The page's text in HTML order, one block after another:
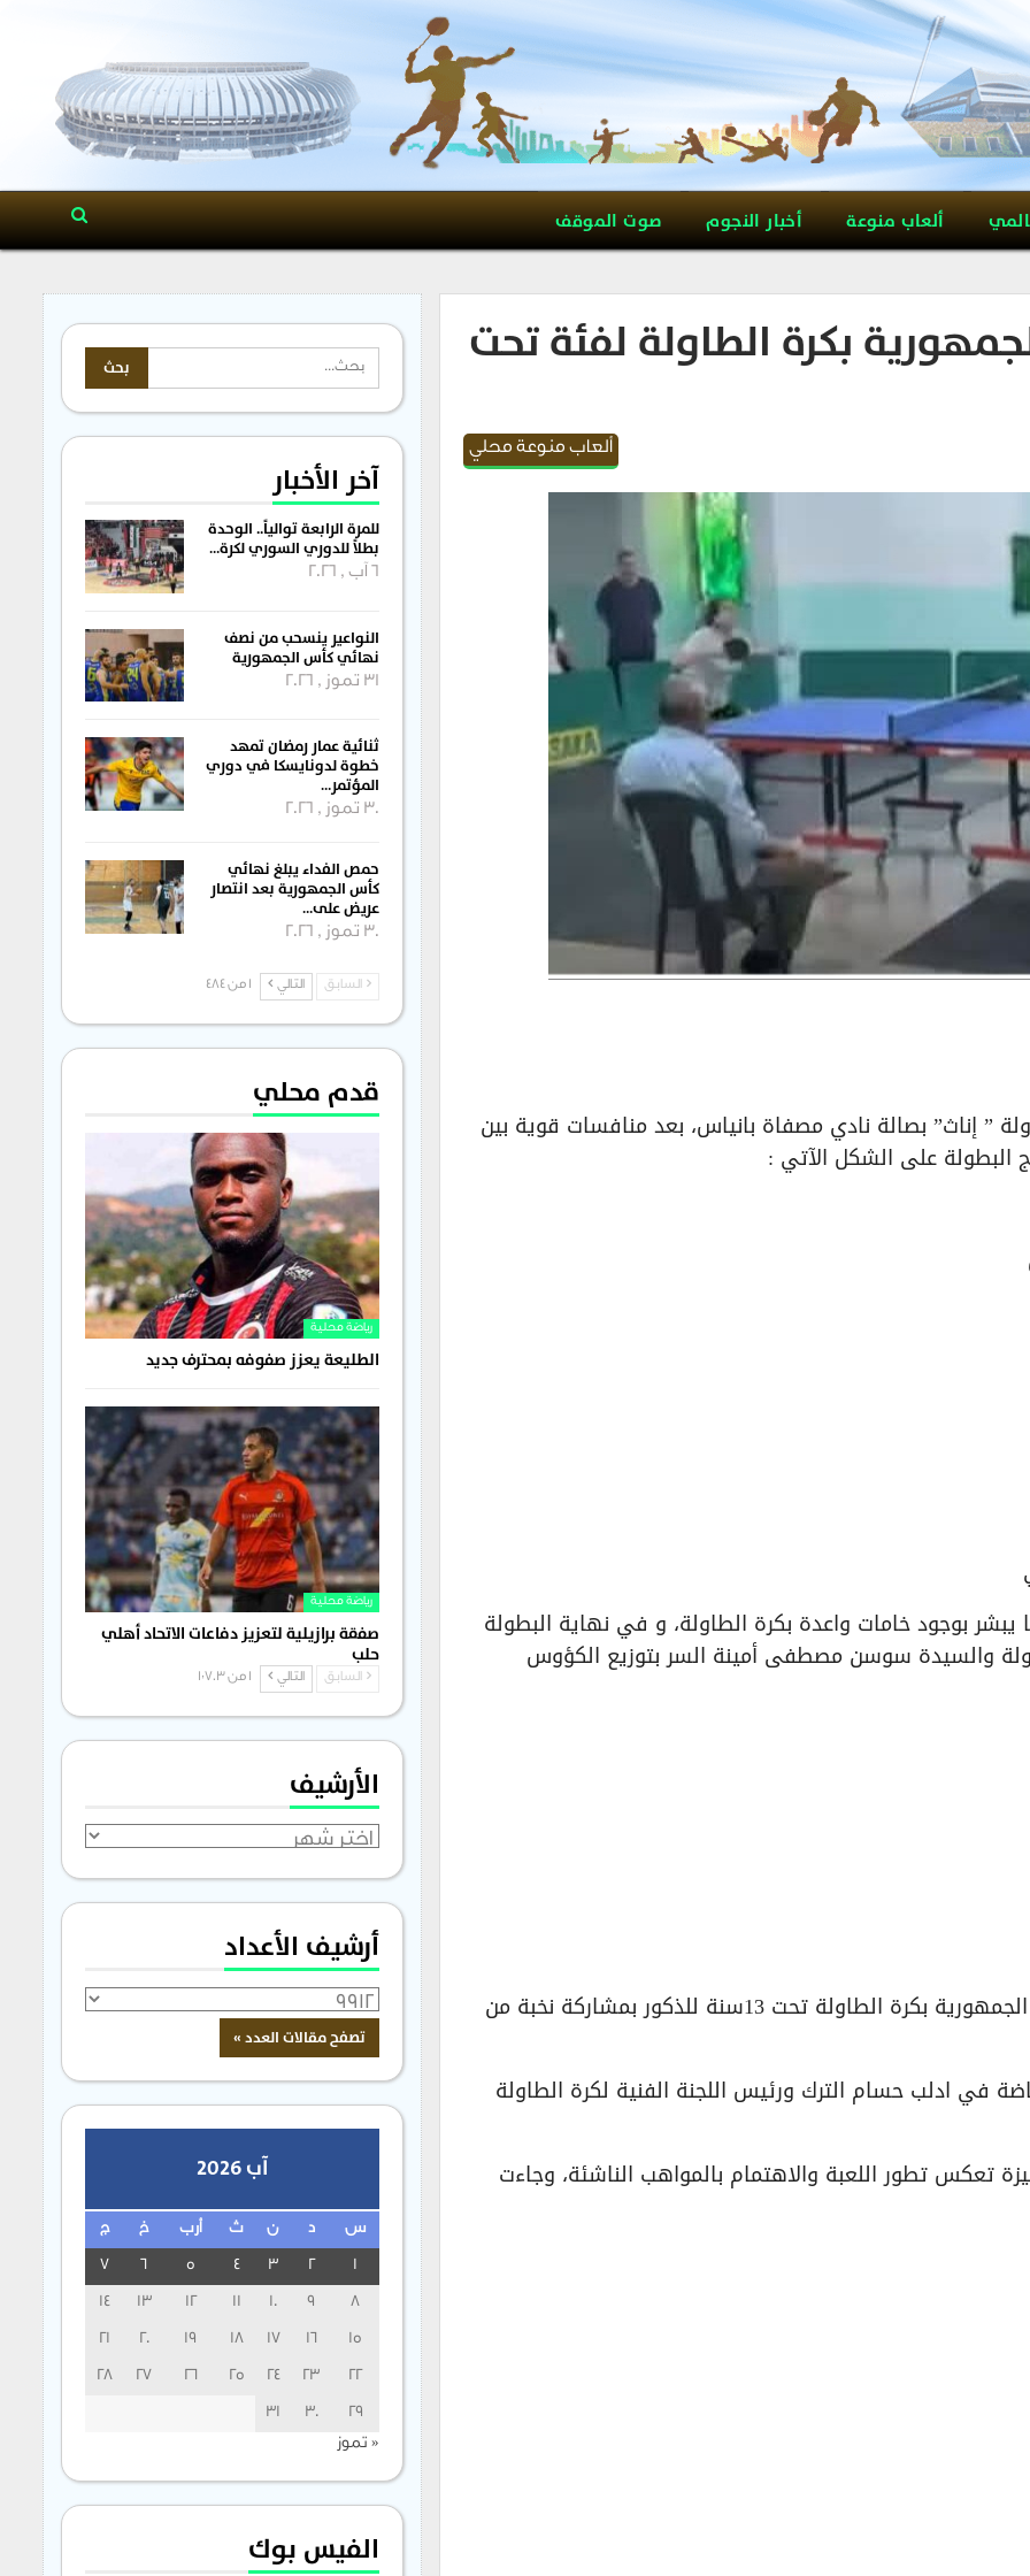
ألعاب منوعة أخبار النجوم صوت الموقف
بكرة الطاولة لفئة تحت
ألعاب منوعة محلي
تحت 13 سنة لكرة الطاولة ” إناث” بصالة نادي مصفاة بانياس، بعد منافسات قوية بين
البطولة على الشكل الآتي :
يبشر بوجود خامات واعدة بكرة الطاولة، و في نهاية البطولة
والسيدة سوسن مصطفى أمينة السر بتوزيع الكؤوس
في حين اختتمت في صالة ادلب منافسات بطولة الجمهورية بكرة الطاولة تحت 13سنة للذكور بمشاركة نخبة من
في ادلب حسام الترك ورئيس اللجنة الفنية لكرة الطاولة
تعكس تطور اللعبة والاهتمام بالمواهب الناشئة، وجاءت
آخر الأخبار
للمرة الرابعة توالياً.. الوحدة
بطلاً للدوري السوري لكرة…
6 آب , 2026
النواعير ينسحب من نصف
نهائي كأس الجمهورية
31 تموز , 2026
ثنائية عمار رمضان تمهد
خطوة لدونايسكا في دوري
المؤتمر…
30 تموز , 2026
حمص الفداء يبلغ نهائي
كأس الجمهورية بعد انتصار
عريض على…
30 تموز , 2026
السابق التالي 1 من 484
قدم محلي
رياضة محلية
الطليعة يعزز صفوفه بمحترف جديد
رياضة محلية
صفقة برازيلية لتعزيز دفاعات الاتحاد أهلي
حلب
السابق التالي 1 من 1٬703
الأرشيف
الأرشيف
أرشيف الأعداد
آب 2026
س د ن ث أرب خ ج
1
2
3
4
5
6
7
8
9
10
11
12
13
14
15
16
17
18
19
20
21
22
23
24
25
26
27
28
29
30
31
« تموز
الفيس بوك